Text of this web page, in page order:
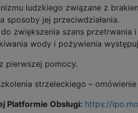
ludzkiego związane z
sposoby jej przeciwdziałania.
zwiększenia szans przetrwania
wody i pożywienia
pierwszej pomocy.
strzeleckiego –
Platformie Obsługi: https://